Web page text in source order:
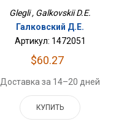
Glegli , Galkovskii D.E.
Галковский Д.Е.
Артикул: 1472051
$60.27
Доставка за 14–20 дней
КУПИТЬ